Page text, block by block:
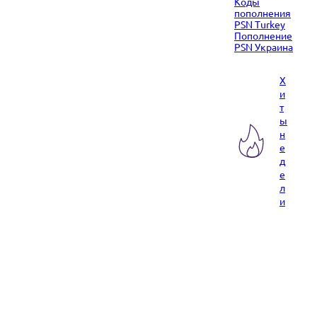
пополнения
PSN Turkey
Пополнение
PSN Украина
Х
и
т
ы
н
е
д
е
л
и